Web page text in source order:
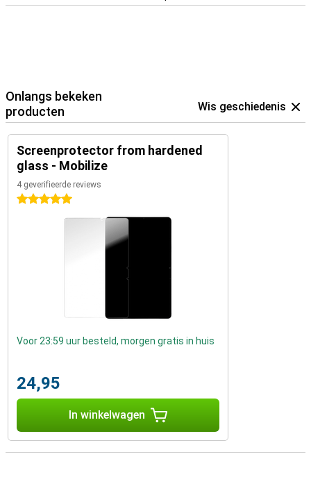
Onlangs bekeken
producten
Wis geschiedenis
Screenprotector from hardened
glass - Mobilize
4 geverifieerde reviews
5 sterren
Voor 23:59 uur besteld, morgen gratis in huis
24,95
In winkelwagen